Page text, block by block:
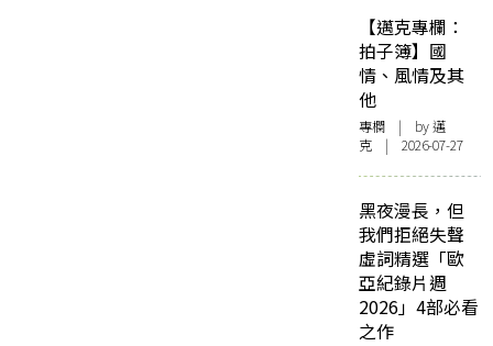
【邁克專欄：
拍子簿】國
情、風情及其
他
專欄 | by邁
克 | 2026-07-27
黑夜漫長，但
我們拒絕失聲
虛詞精選「歐
亞紀錄片週
2026」4部必看
之作